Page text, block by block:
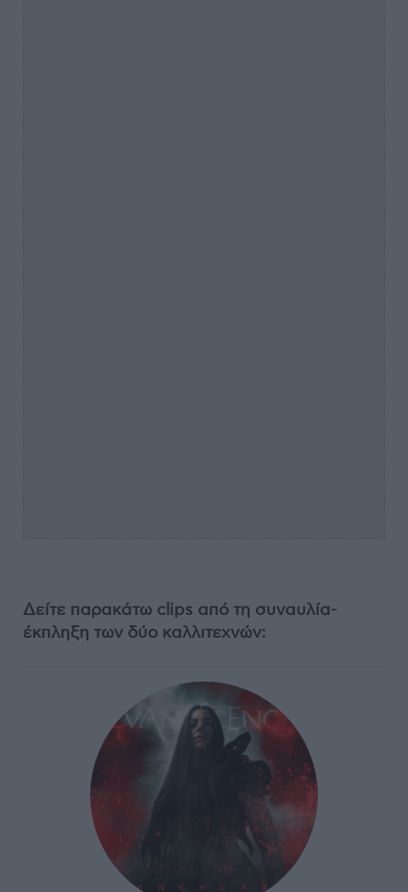
Δείτε παρακάτω clips από τη συναυλία-
έκπληξη των δύο καλλιτεχνών: